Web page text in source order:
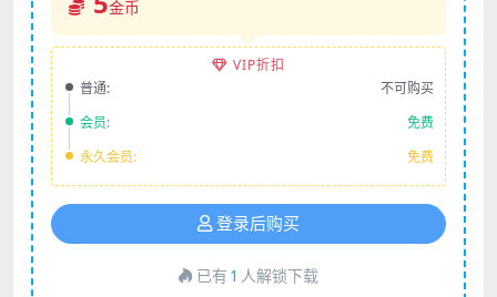
金币
VIP折扣
普通:
不可购买
会员:
免费
永久会员:
免费
登录后购买
已有 1 人解锁下载